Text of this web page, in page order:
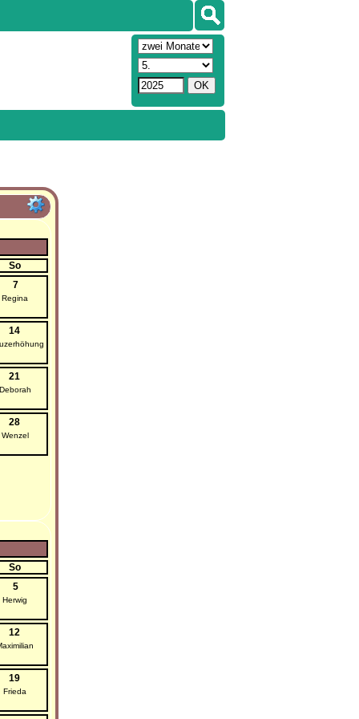
So
7
Regina
14
21
Deborah
28
Wenzel
So
5
Herwig
12
19
Frieda